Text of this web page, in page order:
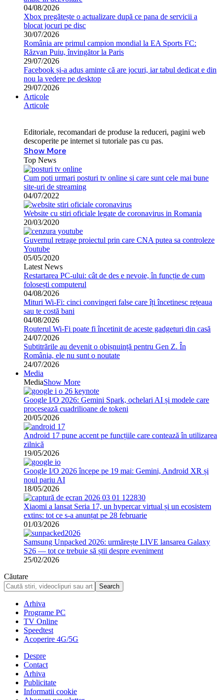
04/08/2026
Xbox pregătește o actualizare după ce pana de servicii a
blocat jocuri pe disc
30/07/2026
România are primul campion mondial la EA Sports FC:
Răzvan Puiu, învingător la Paris
29/07/2026
Facebook și-a adus aminte că are jocuri, iar tabul dedicat e din
nou la vedere pe desktop
29/07/2026
Articole
Articole
Editoriale, recomandari de produse la reduceri, pagini web
descoperite pe internet si tutoriale pas cu pas.
Show More
Top News
Cum poti urmari posturi tv online si care sunt cele mai bune
site-uri de streaming
04/07/2022
Website cu stiri oficiale legate de coronavirus in Romania
20/03/2020
Guvernul retrage proiectul prin care CNA putea sa controleze
Youtube
05/05/2020
Latest News
Restartarea PC-ului: cât de des e nevoie, în funcție de cum
folosești computerul
04/08/2026
Mituri Wi-Fi: cinci convingeri false care îți încetinesc rețeaua
sau te costă bani
04/08/2026
Routerul Wi-Fi poate fi încetinit de aceste gadgeturi din casă
24/07/2026
Subtitrările au devenit o obișnuință pentru Gen Z. În
România, ele nu sunt o noutate
24/07/2026
Media
MediaShow More
Google I/O 2026: Gemini Spark, ochelari AI și modele care
procesează cuadrilioane de tokeni
20/05/2026
Android 17 pune accent pe funcțiile care contează în utilizarea
zilnică
19/05/2026
Google I/O 2026 începe pe 19 mai: Gemini, Android XR și
noul pariu AI
18/05/2026
Xiaomi a lansat Seria 17, un hypercar virtual și un ecosistem
extins: tot ce s-a anunțat pe 28 februarie
01/03/2026
Samsung Unpacked 2026: urmărește LIVE lansarea Galaxy
S26 — tot ce trebuie să știi despre eveniment
25/02/2026
Căutare
Arhiva
Programe PC
TV Online
Speedtest
Acoperire 4G/5G
Despre
Contact
Arhiva
Publicitate
Informatii cookie